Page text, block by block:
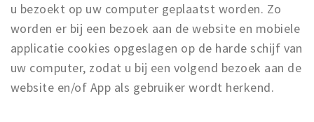
u bezoekt op uw computer geplaatst worden. Zo
worden er bij een bezoek aan de website en mobiele
applicatie cookies opgeslagen op de harde schijf van
uw computer, zodat u bij een volgend bezoek aan de
website en/of App als gebruiker wordt herkend.